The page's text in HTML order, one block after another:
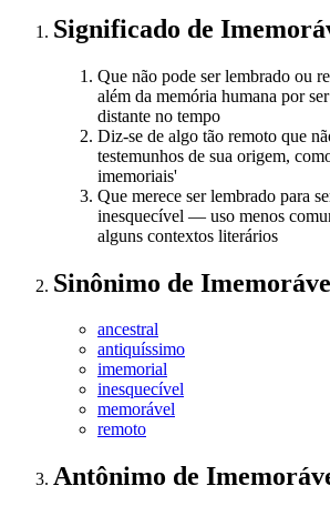
Significado de
Que não pode ser lembrado ou
além da memória humana por
distante no tempo
Diz-se de algo tão remoto que
testemunhos de sua origem,
imemoriais'
Que merece ser lembrado para
inesquecível — uso menos
alguns contextos literários
Sinônimo de
ancestral
antiquíssimo
imemorial
inesquecível
memorável
remoto
Antônimo de